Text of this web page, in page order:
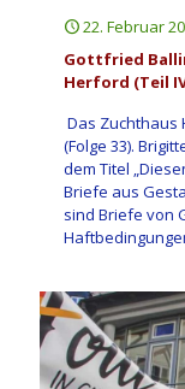
22. Februar
Gottfried
Herford (Teil
Das Zuchthaus
(Folge 33).
dem Titel
Briefe aus
sind Briefe von